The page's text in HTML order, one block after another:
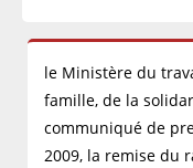
le Ministère du
famille, de la
communiqué de
2009, la remise du